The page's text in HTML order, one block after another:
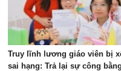
Truy lĩnh lương giáo viên bị
sai hạng: Trả lại sự công bằng